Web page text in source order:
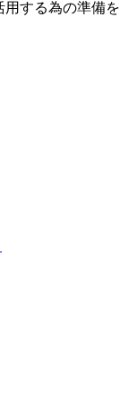
する為の準